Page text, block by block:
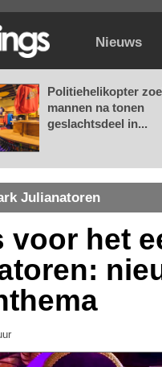
Nieuws
Politiehelikopter
mannen na tonen
geslachtsdeel in...
Julianatoren
voor het